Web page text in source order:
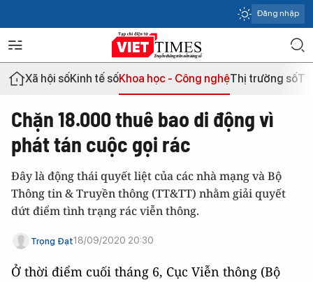
Đăng nhập
Xã hội sốKinh tế sốKhoa học - Công nghệThị trường số
Chặn 18.000 thuê bao di động vì
phát tán cuộc gọi rác
Đây là động thái quyết liệt của các nhà mạng và Bộ
Thông tin & Truyền thông (TT&TT) nhằm giải quyết
dứt điểm tình trạng rác viễn thông.
Trọng Đạt18/09/2020 20:30
Ở thời điểm cuối tháng 6, Cục Viễn thông (Bộ